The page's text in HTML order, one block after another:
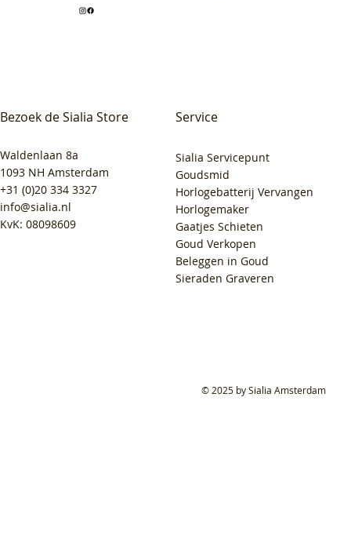
Bezoek de Sialia Store
Waldenlaan 8a
1093 NH Amsterdam
+31 (0)20 334 3327
info@sialia.nl
KvK: 08098609
Service
Sialia Servicepunt
Goudsmid
Horlogebatterij Vervangen
Horlogemaker
Gaatjes Schieten
Goud Verkopen
Beleggen in Goud
Sieraden Graveren
© 2025 by Sialia Amsterdam